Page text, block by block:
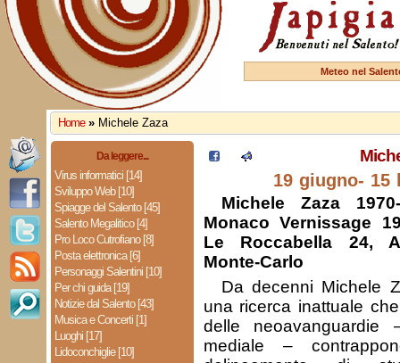
Meteo nel
Home » Michele Zaza
Da leggere...
Virus informatici [14]
Sviluppo Web [10]
Spiagge del Salento [45]
Salento Megalitico [4]
Pro Loco Cutrofiano [8]
Posta elettronica [6]
Personaggi Salentini [10]
Per chi guida [19]
Notizie dal Salento [43]
Musica e Concerti [1]
Luoghi [17]
Lidoconchiglie [10]
19 giugno- 15
Michele Zaza
Monaco Vernissage
Le Roccabella 24,
Monte-Carlo
Da decenni Michele
una ricerca inattuale
delle neoavanguardie
mediale –